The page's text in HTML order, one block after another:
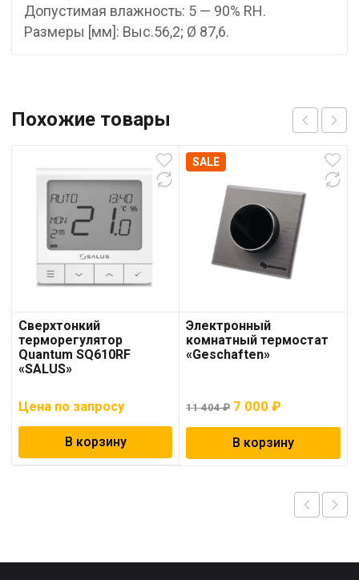
Допустимая влажность: 5 — 90% RH.
Размеры [мм]: Выс.56,2; Ø 87,6.
Похожие товары
Сверхтонкий
терморегулятор
Quantum SQ610RF
«SALUS»
Цена по запросу
В корзину
SALE
Электронный
комнатный термостат
«Geschaften»
11 404₽ Первоначальная
цена
составляла
11
7 000₽
цена:
7
000 ₽.
В корзину